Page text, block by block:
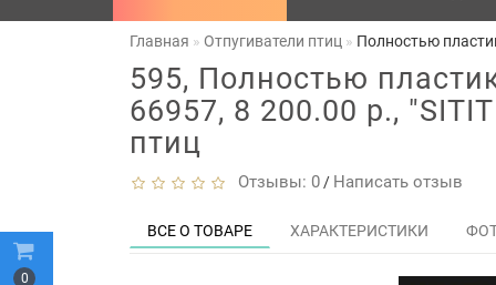
0
Главная Отпугиватели птиц Полностью
595, Полностью
66957, 8 200.00 р.,
птиц
Отзывы: 0 / Написать отзыв
ВСЕ О ТОВАРЕ ХАРАКТЕРИСТИКИ